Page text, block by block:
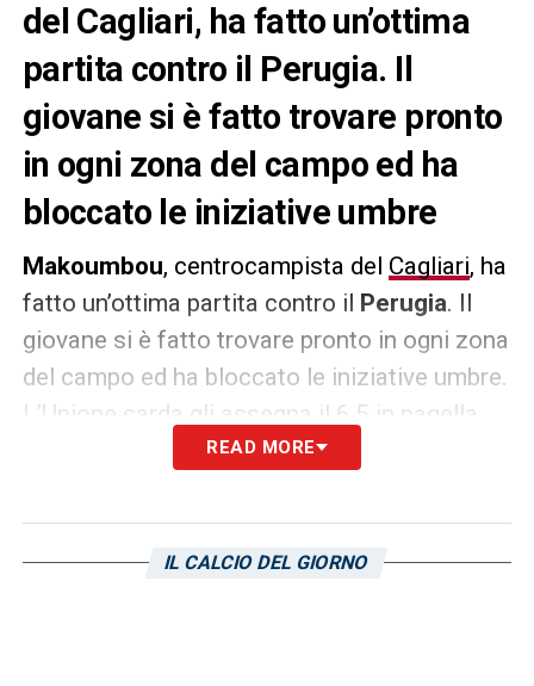
del Cagliari, ha fatto un’ottima
partita contro il Perugia. Il
giovane si è fatto trovare pronto
in ogni zona del campo ed ha
bloccato le iniziative umbre
Makoumbou, centrocampista del Cagliari, ha
fatto un’ottima partita contro il Perugia. Il
giovane si è fatto trovare pronto in ogni zona
del campo ed ha bloccato le iniziative umbre.
L’Unione sarda gli assegna il 6,5 in pagella
con il seguente giudizio: «L’uomo invisibile,
soffoca le fonti di gioco del Perugia».
READ MORE
IL CALCIO DEL GIORNO